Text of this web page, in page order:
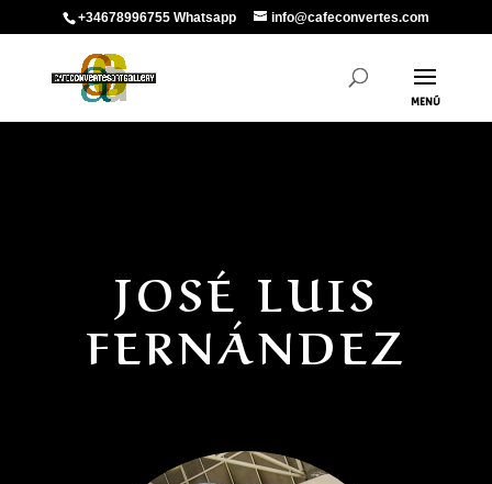
+34678996755 Whatsapp info@cafeconvertes.com
JOSÉ LUIS
FERNÁNDEZ